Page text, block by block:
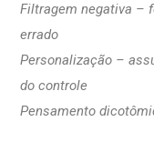
Filtragem negativa –
errado
Personalização –
do controle
Pensamento